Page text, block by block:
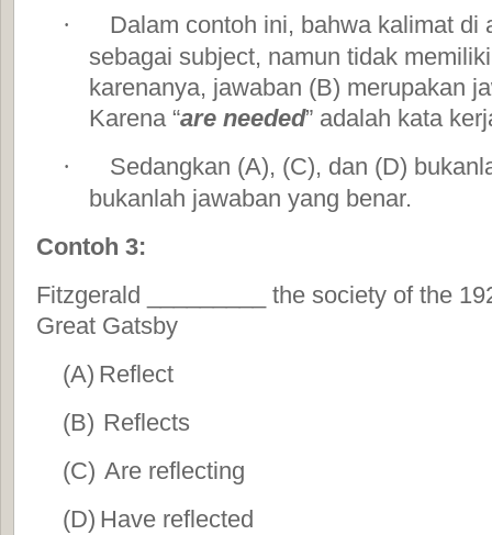
·
Dalam contoh ini, bahwa kalimat di
sebagai subject, namun tidak
karenanya, jawaban (B) merupakan
Karena “are needed” adalah kata
·
Sedangkan (A), (C), dan (D)
bukanlah jawaban yang benar.
Contoh 3:
Fitzgerald _________ the society of the
Great Gatsby
(A) Reflect
(B) Reflects
(C) Are reflecting
(D) Have reflected